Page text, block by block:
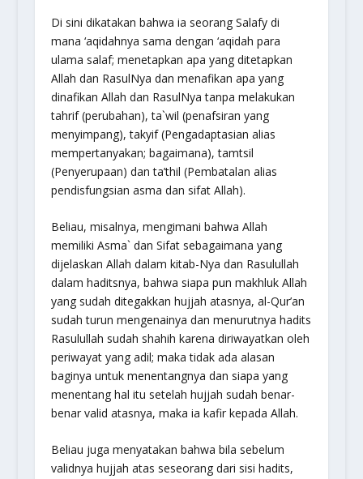
Di sini dikatakan bahwa ia seorang Salafy di
mana ‘aqidahnya sama dengan ‘aqidah para
ulama salaf; menetapkan apa yang ditetapkan
Allah dan RasulNya dan menafikan apa yang
dinafikan Allah dan RasulNya tanpa melakukan
tahrif (perubahan), ta`wil (penafsiran yang
menyimpang), takyif (Pengadaptasian alias
mempertanyakan; bagaimana), tamtsil
(Penyerupaan) dan ta’thil (Pembatalan alias
pendisfungsian asma dan sifat Allah).
Beliau, misalnya, mengimani bahwa Allah
memiliki Asma` dan Sifat sebagaimana yang
dijelaskan Allah dalam kitab-Nya dan Rasulullah
dalam haditsnya, bahwa siapa pun makhluk Allah
yang sudah ditegakkan hujjah atasnya, al-Qur’an
sudah turun mengenainya dan menurutnya hadits
Rasulullah sudah shahih karena diriwayatkan oleh
periwayat yang adil; maka tidak ada alasan
baginya untuk menentangnya dan siapa yang
menentang hal itu setelah hujjah sudah benar-
benar valid atasnya, maka ia kafir kepada Allah.
Beliau juga menyatakan bahwa bila sebelum
validnya hujjah atas seseorang dari sisi hadits,